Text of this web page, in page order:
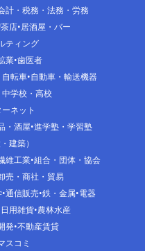
計・税務・法務・労務
店 居酒屋・バー
ティング
業 歯医者
自転車 自動車・輸送機器
学校・高校
ネット
・酒屋 進学塾・学習塾
建築）
維工業 組合・団体・協会
売・商社・貿易
通信販売 鉄・金属 電器
日用雑貨 農林水産
発 不動産賃貸
スコミ